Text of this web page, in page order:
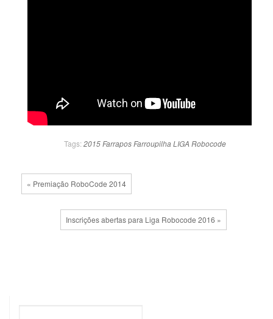
Tags: 2015FarraposFarroupilha LIGA Robocode
« Premiação RoboCode 2014
Inscrições abertas para Liga Robocode 2016 »